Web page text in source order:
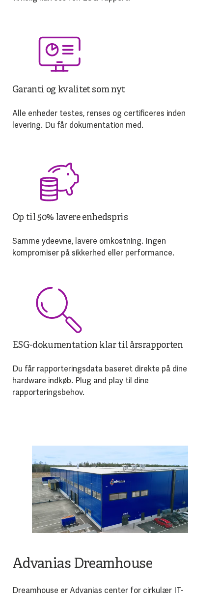
Garanti og kvalitet som nyt
Alle enheder testes, renses og certificeres inden
levering. Du får dokumentation med.
Op til 50% lavere enhedspris
Samme ydeevne, lavere omkostning. Ingen
kompromiser på sikkerhed eller performance.
ESG-dokumentation klar til årsrapporten
Du får rapporteringsdata baseret direkte på dine
hardware indkøb. Plug and play til dine
rapporteringsbehov.
Advanias Dreamhouse
Dreamhouse er Advanias center for cirkulær IT-